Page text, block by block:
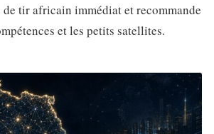
tir africain immédiat et recommande
et les petits satellites.